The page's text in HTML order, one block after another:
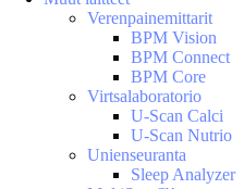
Verenpainemittarit
BPM Vision
BPM Connect
BPM Core
Virtsalaboratorio
U-Scan Calci
U-Scan Nutrio
Unienseuranta
Sleep Analyzer